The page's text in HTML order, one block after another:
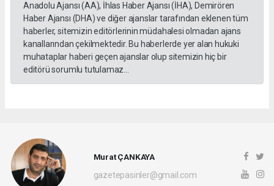
Anadolu Ajansı (AA), İhlas Haber Ajansı (İHA), Demirören
Haber Ajansı (DHA) ve diğer ajanslar tarafından eklenen tüm
haberler, sitemizin editörlerinin müdahalesi olmadan ajans
kanallarından çekilmektedir. Bu haberlerde yer alan hukuki
muhataplar haberi geçen ajanslar olup sitemizin hiç bir
editörü sorumlu tutulamaz...
Murat ÇANKAYA
gazetepasinler@gmail.com